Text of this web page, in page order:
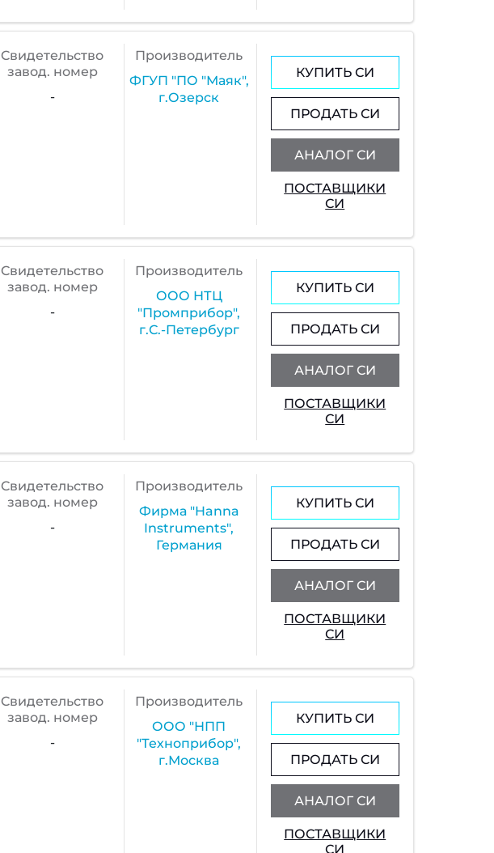
Cвидетельство
завод. номер
-
Производитель
ФГУП "ПО "Маяк",
г.Озерск
КУПИТЬ СИ
ПРОДАТЬ СИ
АНАЛОГ СИ
ПОСТАВЩИКИ
СИ
Cвидетельство
завод. номер
-
Производитель
ООО НТЦ
"Промприбор",
г.С.-Петербург
КУПИТЬ СИ
ПРОДАТЬ СИ
АНАЛОГ СИ
ПОСТАВЩИКИ
СИ
Cвидетельство
завод. номер
-
Производитель
Фирма "Hanna
Instruments",
Германия
КУПИТЬ СИ
ПРОДАТЬ СИ
АНАЛОГ СИ
ПОСТАВЩИКИ
СИ
Cвидетельство
завод. номер
-
Производитель
ООО "НПП
"Техноприбор",
г.Москва
КУПИТЬ СИ
ПРОДАТЬ СИ
АНАЛОГ СИ
ПОСТАВЩИКИ
СИ